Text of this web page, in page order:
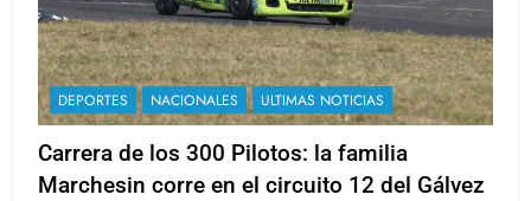
DEPORTES NACIONALES ULTIMAS NOTICIAS
Carrera de los 300 Pilotos: la familia
Marchesin corre en el circuito 12 del Gálvez